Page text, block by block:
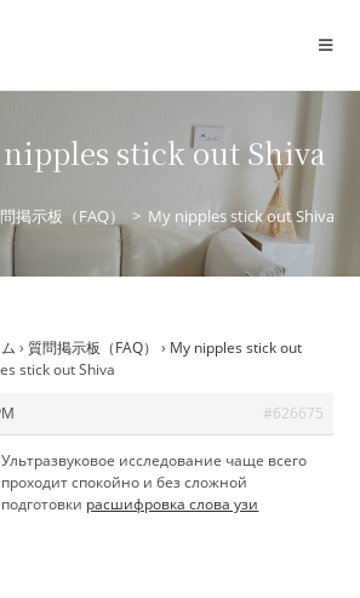
nipples stick out Shiva
掲示板（FAQ） > My nipples stick out Shiva
› 質問掲示板（FAQ） › My nipples stick out
stick out Shiva
#626675
Ультразвуковое исследование чаще всего
проходит спокойно и без сложной
подготовки расшифровка слова узи